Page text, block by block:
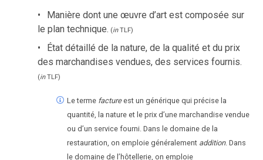
Manière dont une œuvre d’art est composée sur
le plan technique. (inTLF)
État détaillé de la nature, de la qualité et du prix
des marchandises vendues, des services fournis.
(inTLF)
Le terme facture est un générique qui précise la
quantité, la nature et le prix d’une marchandise vendue
ou d’un service fourni. Dans le domaine de la
restauration, on emploie généralement addition. Dans
le domaine de l’hôtellerie, on emploie